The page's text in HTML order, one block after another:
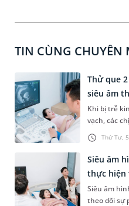
TIN CÙNG CHUYÊN
Thứ Tư,
Thử que
siêu âm
Khi bị trễ
vạch, các
siêu âm
Nhưng liệu
không và
Bài viết
hơn các
Siêu âm
thực hiện
Siêu âm
theo dõi sự